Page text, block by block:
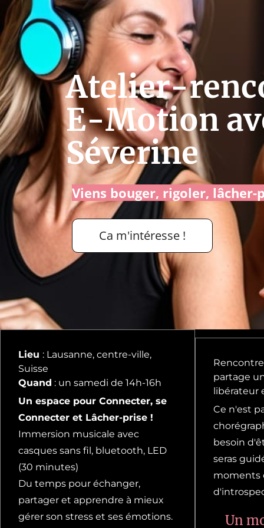
Atelier-
E-Motion
Séverine
Viens bouger, rigoler,
Ca m'intéresse !
Lieu : Lausanne, centre-ville,
Suisse
Quand : un samedi de 14h-16h
Un espace pour Connecter, se
Connecter et Lâcher-prise !
Immersion musicale avec
casques sans fil, bluetooth, LED
(30 minutes)
Du temps pour échanger,
partager et apprendre à mieux
gérer son stress et ses émotions.
partage
libérateur
Ce n'est
besoin
seras
moments
Un